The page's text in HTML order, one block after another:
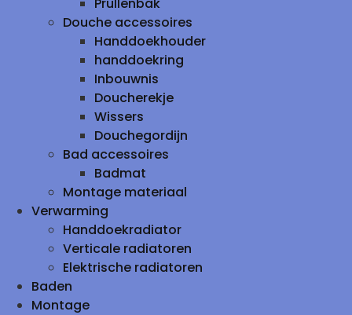
Douche accessoires
Handdoekhouder
handdoekring
Inbouwnis
Doucherekje
Wissers
Douchegordijn
Bad accessoires
Badmat
Montage materiaal
Verwarming
Handdoekradiator
Verticale radiatoren
Elektrische radiatoren
Baden
Montage